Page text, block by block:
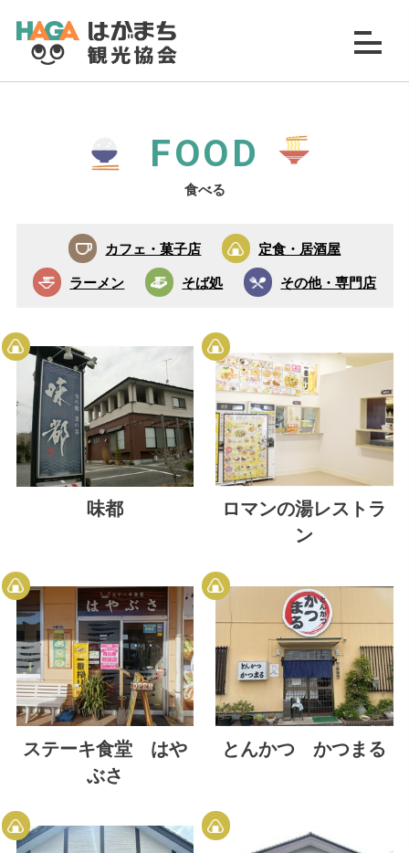
FOOD
食べる
カフェ・菓子店 定食・居酒屋
ラーメン そば処 その他・専門店
味都
ロマンの湯レストラ
ン
ステーキ食堂 はや
ぶさ
とんかつ かつまる